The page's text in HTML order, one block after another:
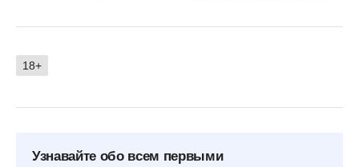
18+
Узнавайте обо всем первыми